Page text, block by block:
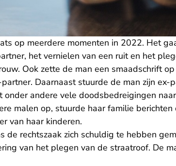
op meerdere momenten in 2022. Het
het vernielen van een ruit en het
Ook zette de man een smaadschrift
Daarnaast stuurde de man zijn ex-
onder andere vele doodsbedreigingen
malen op, stuurde haar familie
van haar kinderen.
de rechtszaak zich schuldig te hebben
van het plegen van de straatroof. De